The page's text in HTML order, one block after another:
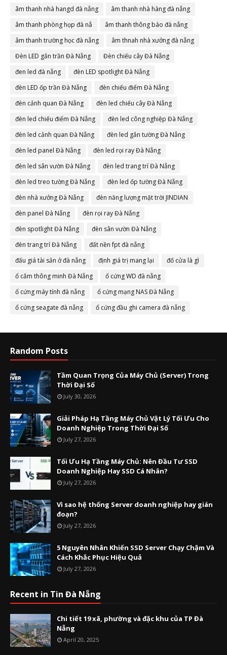
âm thanh nhà hangd đà nẵng
âm thanh nhà hàng đà nẵng
âm thanh phòng họp đà nẵ
âm thanh thông báo đà nẵng
âm thanh trường học đà nẵng
âm thnah nhà xưởng đà nẵng
Đèn LED gắn trần Đà Nẵng
Đèn chiếu cây Đà Nẵng
đen led đà nẵng
đèn LED spotlight Đà Nẵng
đèn LED ốp trần Đà Nẵng
đèn chiếu điểm Đà Nẵng
đèn cảnh quan Đà Nẵng
đèn led chiếu cây Đà Nẵng
đèn led chiếu điểm Đà Nẵng
đèn led công nghiệp Đà Nẵng
đèn led cảnh quan Đà Nẵng
đèn led gắn tường Đà Nẵng
đèn led panel Đà Nẵng
đèn led rọi ray Đà Nẵng
đèn led sân vườn Đà Nẵng
đèn led trang trí Đà Nẵng
đèn led treo tường Đà Nẵng
đèn led ốp tường Đà Nẵng
đèn nhà xưởng Đà Nẵng
đèn năng lượng mặt trời JINDIAN
đèn panel Đà Nẵng
đèn rọi ray Đà Nẵng
đèn spotlight Đà Nẵng
đèn sân vườn Đà Nẵng
đèn trang trí Đà Nẵng
đất nền fpt đà nẵng
đấu giá tài sản ở đà nẵng
định giá trị mang lại
đố cửa là gì
ổ cắm thông minh Đà Nẵng
ổ cứng WD đà nẵng
ổ cứng máy tính đà nẵng
ổ cứng mạng NAS Đà Nẵng
ổ cứng seagate đà nẵng
ổ cứng đầu ghi camera đà nẵng
Random Posts
Tầm Quan Trọng Của Máy Chủ (Server) Trong
Thời Đại Số
July 30, 2026
Giải Pháp Hạ Tầng Máy Chủ Vật Lý Tối Ưu Cho
Doanh Nghiệp Trong Thời Đại Số
July 27, 2026
Tối Ưu Hạ Tầng Máy Chủ: Nên Đầu Tư SSD
Doanh Nghiệp Hay SSD Cá Nhân?
July 27, 2026
Vì sao hệ thống Server doanh nghiệp hay gián
đoạn?
July 27, 2026
5 Nguyên Nhân Khiến SSD Server Chạy Chậm Và
Cách Khắc Phục Hiệu Quả
July 27, 2026
Recent in Tin Đà Nẵng
Chi tiết 19 xã, phường và đặc khu của TP Đà
Nẵng
April 20, 2025